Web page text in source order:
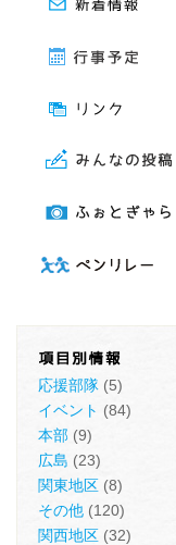
応援部隊 (5)
イベント (84)
本部 (9)
広島 (23)
関東地区 (8)
その他 (120)
関西地区 (32)